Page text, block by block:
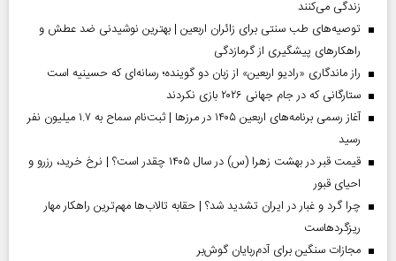
زندگی می‌کنند
توصیه‌های طب سنتی برای زائران اربعین | بهترین نوشیدنی ضد عطش و
راهکارهای پیشگیری از گرمازدگی
راز ماندگاری «رادیو اربعین» از زبان دو گوینده؛ رسانه‌ای که حسینیه است
ستارگانی که در جام جهانی ۲۰۲۶ بازی نکردند
آغاز رسمی برنامه‌های اربعین ۱۴۰۵ در مرز‌ها | ثبت‌نام سماح به ۱.۷ میلیون نفر
رسید
قیمت قبر در بهشت زهرا (س) در سال ۱۴۰۵ چقدر است؟ | نرخ خرید، رزرو و
احیای قبور
چرا گرد و غبار در ایران تشدید شد؟ | حقابه تالاب‌ها مهم‌ترین راهکار مهار
ریزگردهاست
مجازات سنگین برای آدم‌ربایان گوش‌بر